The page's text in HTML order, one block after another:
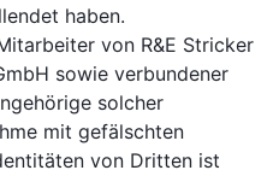
haben.
von R&E Stricker
sowie verbundener
solcher
mit gefälschten
von Dritten ist